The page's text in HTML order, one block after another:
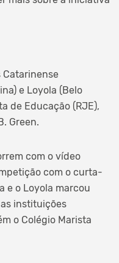
Catarinense
e Loyola (Belo
de Educação (RJE),
Green.
com o vídeo
com o curta-
e o Loyola marcou
instituições
o Colégio Marista